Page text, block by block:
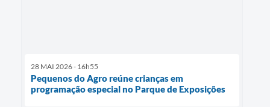
28 MAI 2026 - 16h55
Pequenos do Agro reúne crianças em
programação especial no Parque de Exposições